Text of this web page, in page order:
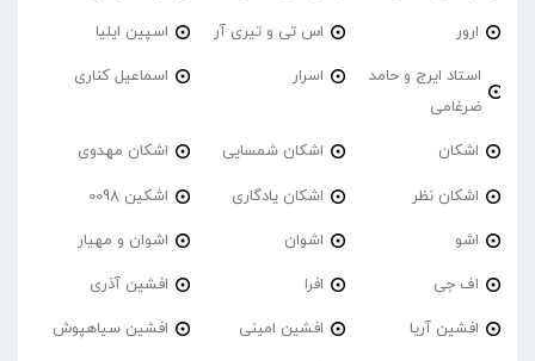
ارور اس تی و تیری آر اسپین ایلیا
استاد ایرج و حامد
ضرغامی
اسرار اسماعیل کناری
اشکان اشکان شمسایی اشکان مهدوی
اشکان نظر اشکان یادگاری اشکین 0098
اشو اشوان اشوان و مهیار
اف جی افرا افشین آذری
افشین آریا افشین امینی افشین سیاهپوش